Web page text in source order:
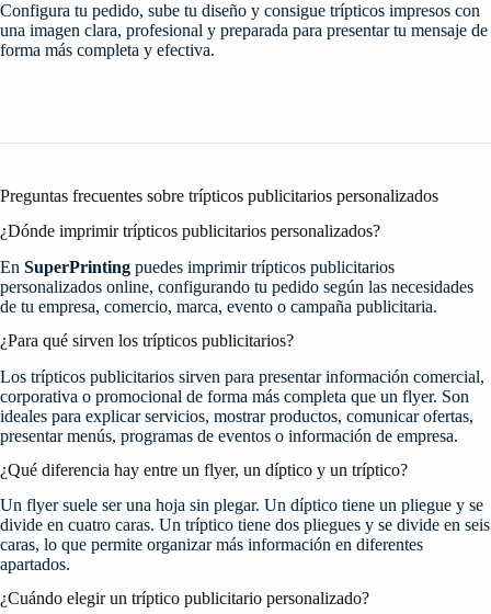
Configura tu pedido, sube tu diseño y consigue trípticos impresos con
una imagen clara, profesional y preparada para presentar tu mensaje de
forma más completa y efectiva.
Preguntas frecuentes sobre trípticos publicitarios personalizados
¿Dónde imprimir trípticos publicitarios personalizados?
En SuperPrinting puedes imprimir trípticos publicitarios
personalizados online, configurando tu pedido según las necesidades
de tu empresa, comercio, marca, evento o campaña publicitaria.
¿Para qué sirven los trípticos publicitarios?
Los trípticos publicitarios sirven para presentar información comercial,
corporativa o promocional de forma más completa que un flyer. Son
ideales para explicar servicios, mostrar productos, comunicar ofertas,
presentar menús, programas de eventos o información de empresa.
¿Qué diferencia hay entre un flyer, un díptico y un tríptico?
Un flyer suele ser una hoja sin plegar. Un díptico tiene un pliegue y se
divide en cuatro caras. Un tríptico tiene dos pliegues y se divide en seis
caras, lo que permite organizar más información en diferentes
apartados.
¿Cuándo elegir un tríptico publicitario personalizado?